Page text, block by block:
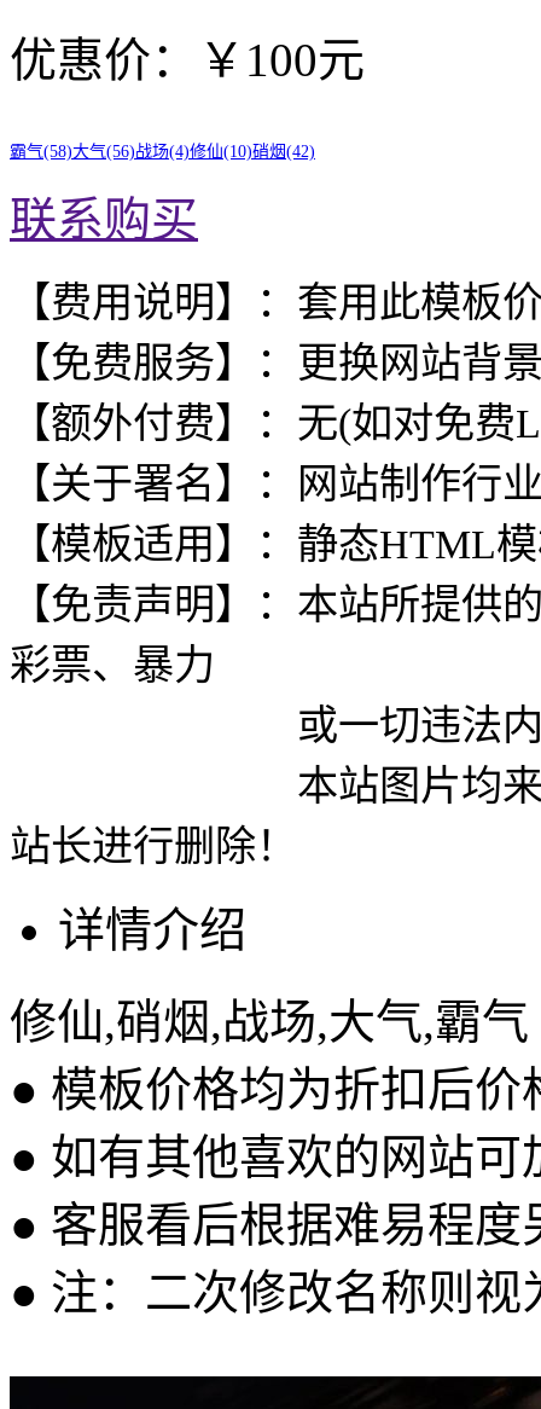
优惠价：￥100元
霸气(58)大气(56)战场(4)修仙(10)硝烟(42)
联系购买
【费用说明】：套用此模板
【免费服务】：更换网站背
【额外付费】：无(如对免
【关于署名】：网站制作行
【模板适用】：静态HTML
【免责声明】：本站所提供
彩票、暴力
或一切违法内容使用
本站图片均来自网络
站长进行删除！
详情介绍
修仙,硝烟,战场,大气,霸气
● 模板价格均为折扣后
● 如有其他喜欢的网站可
● 客服看后根据难易程
● 注：二次修改名称则